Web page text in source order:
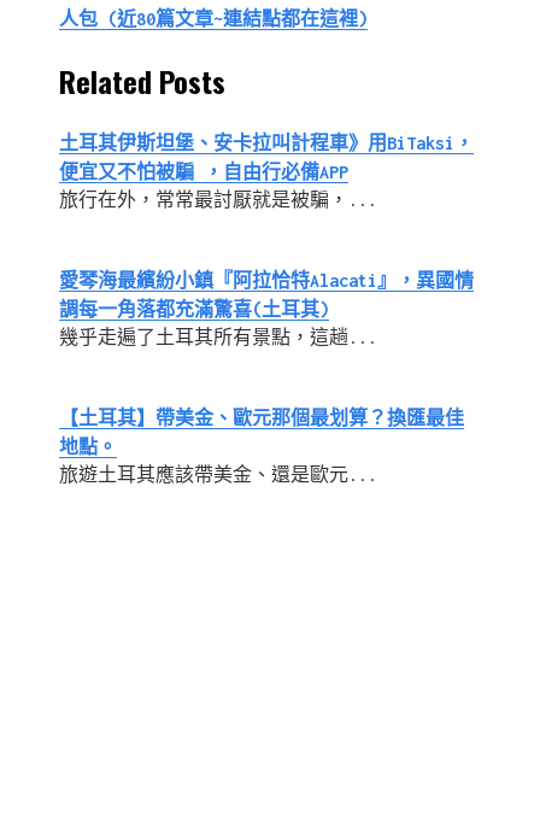
人包 (近80篇文章~連結點都在這裡)
Related Posts
土耳其伊斯坦堡、安卡拉叫計程車》用BiTaksi，
便宜又不怕被騙 ，自由行必備APP
旅行在外，常常最討厭就是被騙，...
愛琴海最繽紛小鎮『阿拉恰特Alacati』，異國情
調每一角落都充滿驚喜(土耳其)
幾乎走遍了土耳其所有景點，這趟...
【土耳其】帶美金、歐元那個最划算？換匯最佳
地點。
旅遊土耳其應該帶美金、還是歐元...